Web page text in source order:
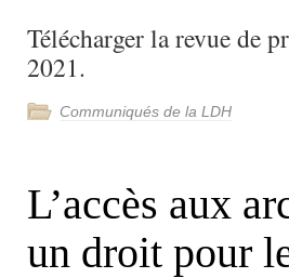
Télécharger la revue de
2021.
Communiqués de la LDH
L’accès aux
un droit pour